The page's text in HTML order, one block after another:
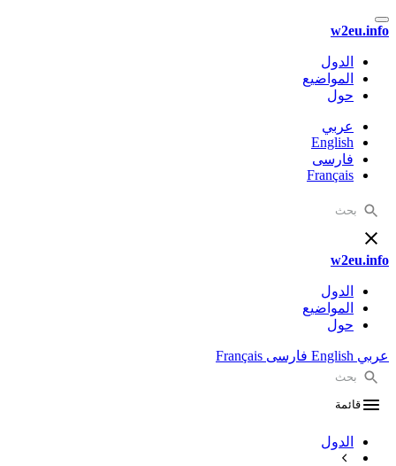
w2eu.info
الدول
المواضيع
حول
عربي
English
فارسی
Français
w2eu.info
الدول
المواضيع
حول
عربي English فارسی Français
قائمة
الدول